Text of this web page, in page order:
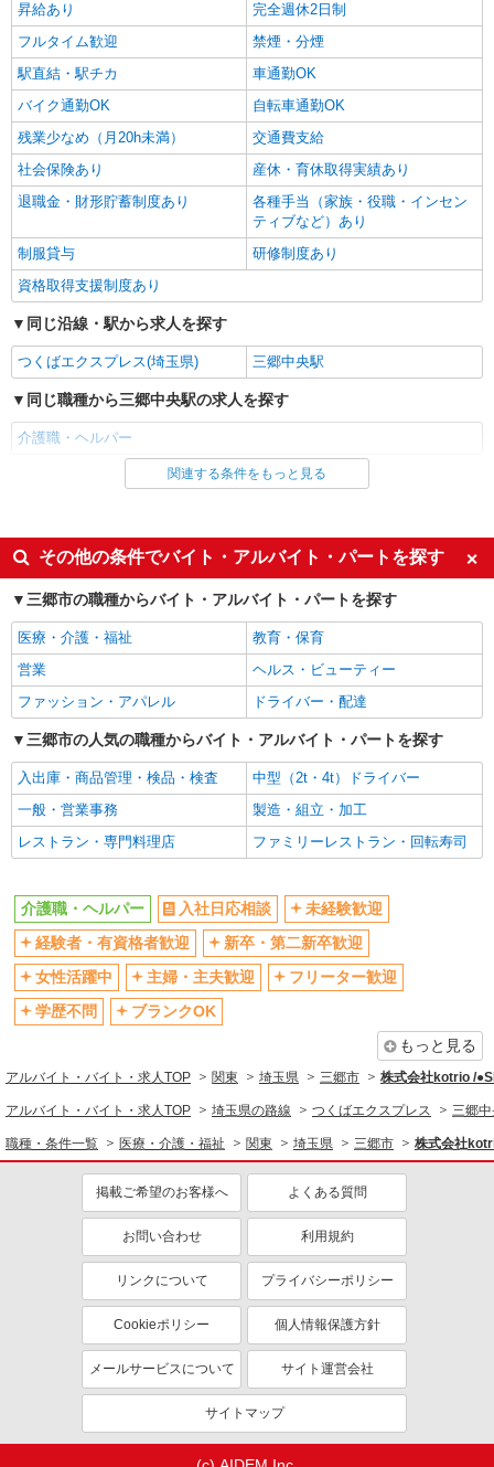
昇給あり
完全週休2日制
フルタイム歓迎
禁煙・分煙
駅直結・駅チカ
車通勤OK
バイク通勤OK
自転車通勤OK
残業少なめ（月20h未満）
交通費支給
社会保険あり
産休・育休取得実績あり
退職金・財形貯蓄制度あり
各種手当（家族・役職・インセン
ティブなど）あり
制服貸与
研修制度あり
資格取得支援制度あり
同じ沿線・駅から求人を探す
つくばエクスプレス(埼玉県) 三郷中央駅
同じ職種から三郷中央駅の求人を探す
介護職・ヘルパー
同じ雇用形態から三郷中央駅の求人を探す
同じ特徴から三郷中央駅の求人を探す
入社日応相談
未経験歓迎
経験者・有資格者歓迎
新卒・第二新卒歓迎
女性活躍中
主婦・主夫歓迎
フリーター歓迎
学歴不問
ブランクOK
ミドル（40代～）活躍中
エルダー（50代～）活躍中
シニア（60代～）活躍中
高収入・高額
ボーナス・賞与あり
昇給あり
完全週休2日制
フルタイム歓迎
禁煙・分煙
バイク通勤OK
自転車通勤OK
残業少なめ（月20h未満）
交通費支給
社会保険あり
産休・育休取得実績あり
退職金・財形貯蓄制度あり
医療・介護・福祉
介護職・ヘルパー
同じ特徴から求人を探す
ミドル（40代～）活躍中
ボーナス・賞与あり
車通勤OK
交通費支給
社会保険あり
産休・育休取得実績あり
関連する条件をもっと見る
その他の条件でバイト・アルバイト・パートを探す
三郷市の職種からバイト・アルバイト・パートを探す
医療・介護・福祉
教育・保育
営業
ヘルス・ビューティー
ファッション・アパレル
ドライバー・配達
三郷市の人気の職種からバイト・アルバイト・パートを探す
入出庫・商品管理・検品・検査
中型（2t・4t）ドライバー
一般・営業事務
製造・組立・加工
レストラン・専門料理店
ファミリーレストラン・回転寿司
介護職・ヘルパー 入社日応相談
未経験歓迎
経験者・有資格者歓迎
新卒・第二新卒歓迎
女性活躍中
主婦・主夫歓迎
フリーター歓迎
学歴不問
ブランクOK
もっと見る
アルバイト・バイト・求人TOP 関東 埼玉県 三郷市 株式会社kotrio /
アルバイト・バイト・求人TOP 埼玉県の路線 つくばエクスプレス 三郷
職種・条件一覧 医療・介護・福祉 関東 埼玉県 三郷市 株式会社
掲載ご希望のお客様へ よくある質問
お問い合わせ 利用規約
リンクについて プライバシーポリシー
Cookieポリシー 個人情報保護方針
メールサービスについて サイト運営会社
サイトマップ